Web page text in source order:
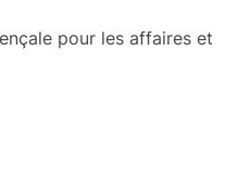
pour les affaires et